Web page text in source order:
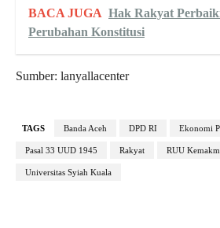
BACA JUGA Hak Rakyat
Perubahan Konstitusi
Sumber: lanyallacenter
TAGS Banda Aceh DPD RI Ekonomi
Pasal 33 UUD 1945 Rakyat RUU
Universitas Syiah Kuala